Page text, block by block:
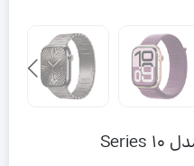
ساعت هوشمند اپل واچ مدل Series 10